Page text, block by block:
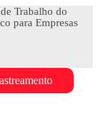
Trabalho do
para Empresas